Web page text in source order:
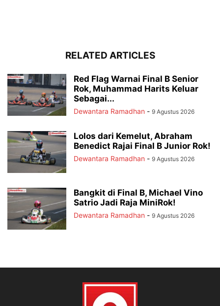
RELATED ARTICLES
Red Flag Warnai Final B Senior
Rok, Muhammad Harits Keluar
Sebagai...
Dewantara Ramadhan - 9 Agustus 2026
Lolos dari Kemelut, Abraham
Benedict Rajai Final B Junior Rok!
Dewantara Ramadhan - 9 Agustus 2026
Bangkit di Final B, Michael Vino
Satrio Jadi Raja MiniRok!
Dewantara Ramadhan - 9 Agustus 2026